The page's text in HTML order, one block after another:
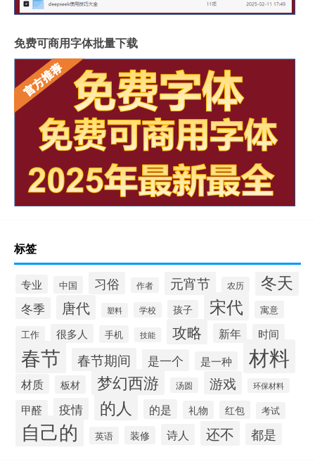
免费可商用字体批量下载
标签
专业 中国 习俗 作者 元宵节 农历 冬天
冬季 唐代 塑料 学校 孩子 宋代 寓意
工作 很多人 手机 技能 攻略 新年 时间
春节 春节期间 是一个 是一种 材料
材质 板材 梦幻西游 汤圆 游戏 环保材料
甲醛 疫情 的人 的是 礼物 红包 考试
自己的 英语 装修 诗人 还不 都是